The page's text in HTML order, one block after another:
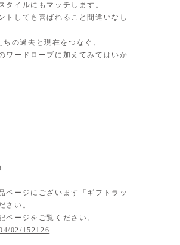
タイルにもマッチします。
トしても喜ばれること間違いなし
の過去と現在をつなぐ、
ワードローブに加えてみてはいか
ページにございます「ギフトラッ
さい。
ページをご覧ください。
02/152126